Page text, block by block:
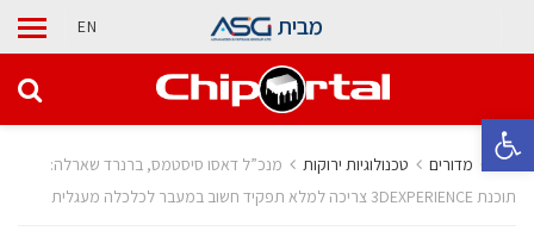
פתח סרגל נגישות
מבית EN
בית מדורים ‫טכנולוגיות ירוקות‬
מנכ”ל דאסו סיסטמס, ברנרד שארלה:
תוכנת 3DEXPERIENCE צריכה למלא תפקיד חשוב במעבר לכלכלה מעגלית